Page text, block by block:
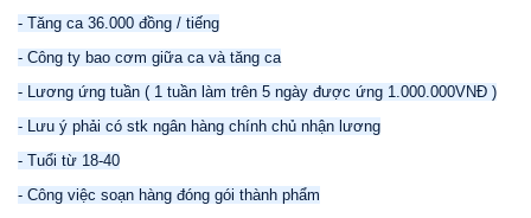
- Tăng ca 36.000 đồng / tiếng
- Công ty bao cơm giữa ca và tăng ca
- Lương ứng tuần ( 1 tuần làm trên 5 ngày được ứng 1.000.000VNĐ )
- Lưu ý phải có stk ngân hàng chính chủ nhận lương
- Tuổi từ 18-40
- Công việc soạn hàng đóng gói thành phẩm